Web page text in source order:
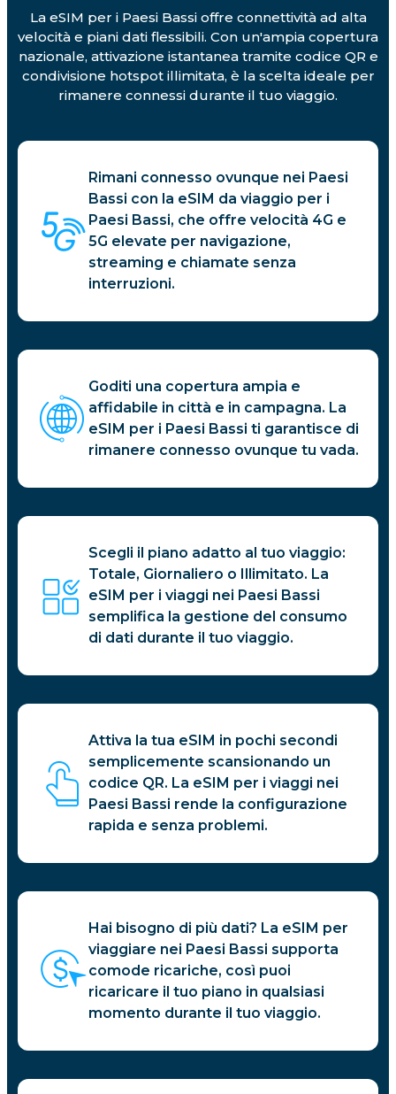
La eSIM per i Paesi Bassi offre connettività ad alta
velocità e piani dati flessibili. Con un'ampia copertura
nazionale, attivazione istantanea tramite codice QR e
condivisione hotspot illimitata, è la scelta ideale per
rimanere connessi durante il tuo viaggio.
Rimani connesso ovunque nei Paesi
Bassi con la eSIM da viaggio per i
Paesi Bassi, che offre velocità 4G e
5G elevate per navigazione,
streaming e chiamate senza
interruzioni.
Goditi una copertura ampia e
affidabile in città e in campagna. La
eSIM per i Paesi Bassi ti garantisce di
rimanere connesso ovunque tu vada.
Scegli il piano adatto al tuo viaggio:
Totale, Giornaliero o Illimitato. La
eSIM per i viaggi nei Paesi Bassi
semplifica la gestione del consumo
di dati durante il tuo viaggio.
Attiva la tua eSIM in pochi secondi
semplicemente scansionando un
codice QR. La eSIM per i viaggi nei
Paesi Bassi rende la configurazione
rapida e senza problemi.
Hai bisogno di più dati? La eSIM per
viaggiare nei Paesi Bassi supporta
comode ricariche, così puoi
ricaricare il tuo piano in qualsiasi
momento durante il tuo viaggio.